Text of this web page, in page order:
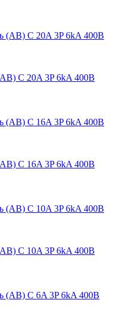
C 20A 3P 6kA 400В
C 16A 3P 6kA 400В
C 10A 3P 6kA 400В